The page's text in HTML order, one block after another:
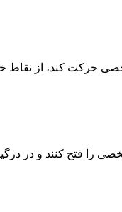
حرکت کند، از نقاط
فتح کنند و در